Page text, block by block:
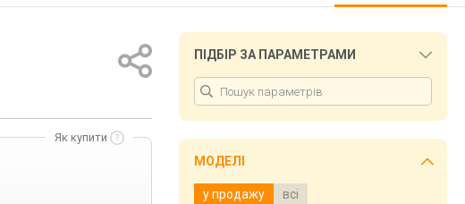
Як купити
ПІДБІР ЗА ПАРАМЕТРАМИ
МОДЕЛІ
у продажу всі